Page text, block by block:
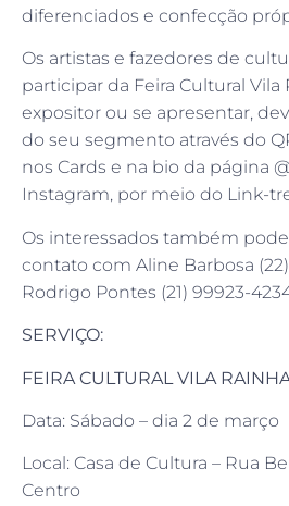
diferenciados e confecção
Os artistas e fazedores de
participar da Feira Cultural Vila
expositor ou se apresentar,
do seu segmento através do
nos Cards e na bio da página
Instagram, por meio do Link-
Os interessados também
contato com Aline Barbosa
Rodrigo Pontes (21) 99923-
SERVIÇO:
FEIRA CULTURAL VILA
Data: Sábado – dia 2 de março
Local: Casa de Cultura – Rua
Centro